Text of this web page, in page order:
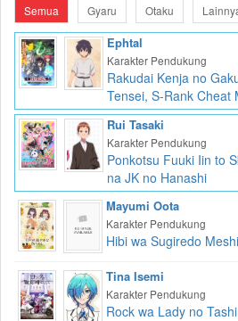
Semua Gyaru Otaku
Ephtal
Karakter Pendukung
Rakudai Kenja no
Tensei, S-Rank Cheat
Rui Tasaki
Karakter Pendukung
Ponkotsu Fuuki Iin to
na JK no Hanashi
Mayumi Oota
Karakter Pendukung
Hibi wa Sugiredo
Tina Isemi
Karakter Pendukung
Rock wa Lady no